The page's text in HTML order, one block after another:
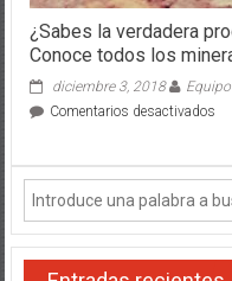
¿Sabes la verdadera
Conoce todos los
diciembre 3, 2018
Comentarios desactivadosen
la
sal